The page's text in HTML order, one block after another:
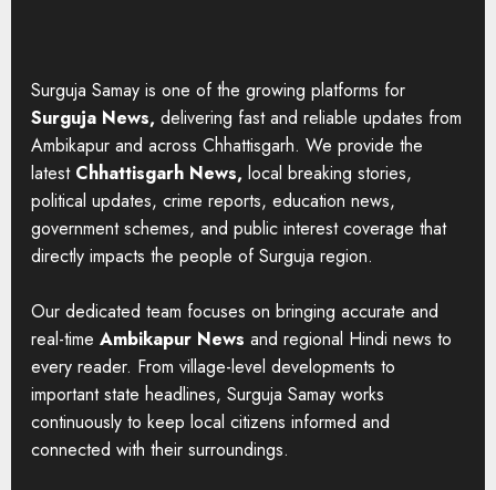
Surguja Samay is one of the growing platforms for
Surguja News, delivering fast and reliable updates from
Ambikapur and across Chhattisgarh. We provide the
latest Chhattisgarh News, local breaking stories,
political updates, crime reports, education news,
government schemes, and public interest coverage that
directly impacts the people of Surguja region.
Our dedicated team focuses on bringing accurate and
real-time Ambikapur News and regional Hindi news to
every reader. From village-level developments to
important state headlines, Surguja Samay works
continuously to keep local citizens informed and
connected with their surroundings.